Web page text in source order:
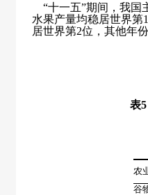
“十一五”期间，我国
水果产量均稳居世界第1
居世界第2位，其他年
表5
农
谷